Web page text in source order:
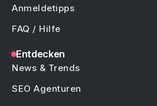
Anmeldetipps
FAQ / Hilfe
Entdecken
News & Trends
SEO Agenturen